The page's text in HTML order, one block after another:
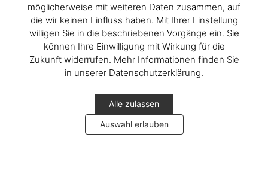
möglicherweise mit weiteren Daten zusammen, auf
die wir keinen Einfluss haben. Mit Ihrer Einstellung
willigen Sie in die beschriebenen Vorgänge ein. Sie
können Ihre Einwilligung mit Wirkung für die
Zukunft widerrufen. Mehr Informationen finden Sie
in unserer Datenschutzerklärung.
Alle zulassen
Auswahl erlauben